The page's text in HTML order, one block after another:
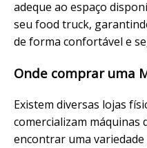
adeque ao espaço
seu food truck,
de forma confortável e
Onde comprar uma
Existem diversas lojas
comercializam máquinas
encontrar uma variedade